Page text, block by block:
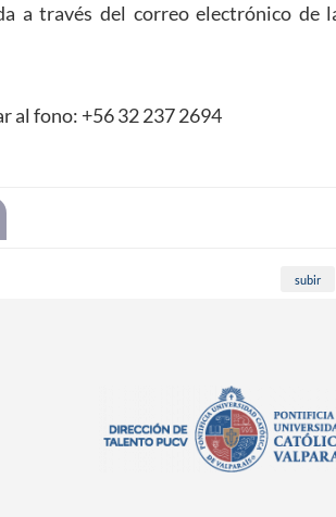
a través del correo electrónico de
al fono: +56 32 237 2694
subir